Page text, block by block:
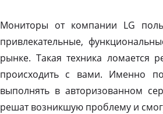
Мониторы от компании LG
привлекательные,
рынке. Такая техника ломается
происходить с вами. Именно
выполнять в авторизованном
решат возникшую проблему и